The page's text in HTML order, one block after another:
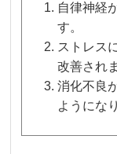
自律神経
す。
ストレス
改善され
消化不良
ようにな